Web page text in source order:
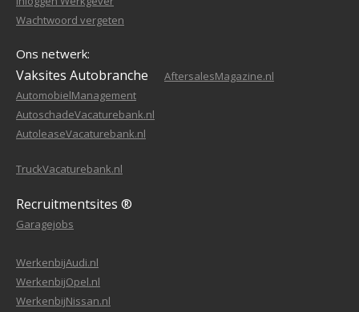
Wachtwoord vergeten
Ons netwerk:
Vaksites Autobranche
AftersalesMagazine.nl
AutomobielManagement
AutoschadeVacaturebank.nl
AutoleaseVacaturebank.nl
TruckVacaturebank.nl
Recruitmentsites ®
Garagejobs
WerkenbijAudi.nl
WerkenbijOpel.nl
WerkenbijNissan.nl